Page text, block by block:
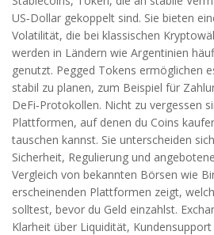
US‑Dollar gekoppelt sind. Sie bieten
Volatilität, die bei klassischen
werden in Ländern wie Argentinien
genutzt. Pegged Tokens ermöglichen
stabil zu planen, zum Beispiel für
DeFi‑Protokollen. Nicht zu vergessen
Plattformen, auf denen du Coins
tauschen kannst. Sie unterscheiden
Sicherheit, Regulierung und
Vergleich von bekannten Börsen wie
erscheinenden Plattformen zeigt,
solltest, bevor du Geld einzahlst.
Klarheit über Liquidität,